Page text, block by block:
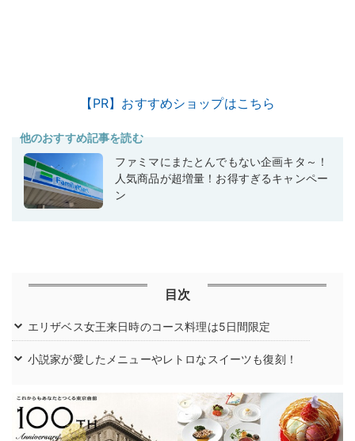
【PR】おすすめショップはこちら
他のおすすめ記事を読む
ファミマにまたとんでもない企画キタ～！
人気商品が超増量！お得すぎるキャンペー
ン
目次
エリザベス女王来日時のコース料理は5日間限定
小説家が愛したメニューやレトロなスイーツも復刻！